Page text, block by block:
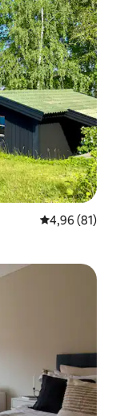
Classificação
4,96 (81)